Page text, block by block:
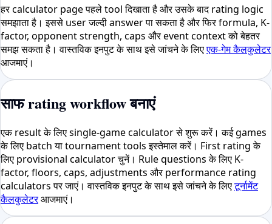
हर calculator page पहले tool दिखाता है और उसके बाद rating logic
समझाता है। इससे user जल्दी answer पा सकता है और फिर formula, K-
factor, opponent strength, caps और event context को बेहतर
समझ सकता है। वास्तविक इनपुट के साथ इसे जांचने के लिएएक-गेम कैलकुलेटर
आजमाएं।
साफ rating workflow बनाएं
एक result के लिए single-game calculator से शुरू करें। कई games
के लिए batch या tournament tools इस्तेमाल करें। First rating के
लिए provisional calculator चुनें। Rule questions के लिए K-
factor, floors, caps, adjustments और performance rating
calculators पर जाएं। वास्तविक इनपुट के साथ इसे जांचने के लिएटूर्नामेंट
कैलकुलेटरआजमाएं।